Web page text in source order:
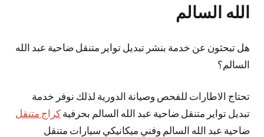
الله السالم
هل تبحثون عن خدمة بنشر تبديل تواير متنقل ضاحية عبد الله
السالم؟
تحتاج الاطارات للفحص وصيانة الدورية لذلك نوفر خدمة
تبديل تواير متنقل ضاحية عبد الله السالم بحرفية كراج متنقل
ضاحية عبد الله السالم وفني ميكانيكي سيارات متنقل